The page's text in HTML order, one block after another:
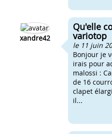
xandre42
Qu'elle
variotop
le 11 juin
Bonjour je
irais pour
malossi :
de 16
clapet
il...